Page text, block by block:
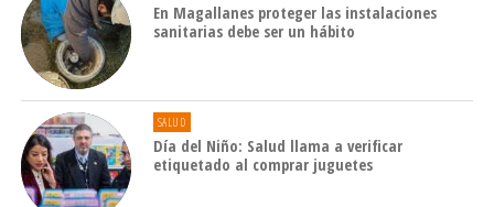
En Magallanes proteger las instalaciones
sanitarias debe ser un hábito
SALUD
Día del Niño: Salud llama a verificar
etiquetado al comprar juguetes